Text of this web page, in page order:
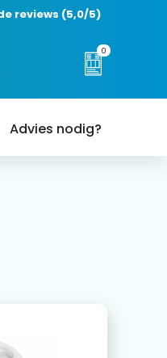
reviews (5,0/5)
0
Advies nodig?